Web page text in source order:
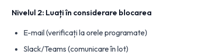
Nivelul 2: Luați în considerare blocarea
E-mail (verificați la orele programate)
Slack/Teams (comunicare în lot)